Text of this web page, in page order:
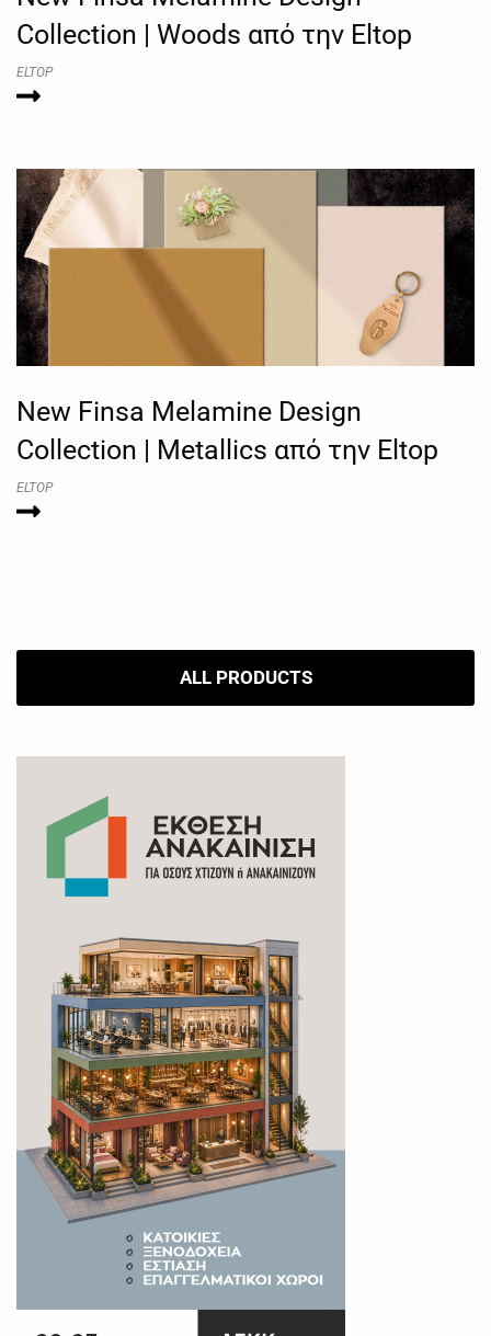
Collection | Woods από την Eltop
ELTOP
New Finsa Melamine Design
Collection | Metallics από την Eltop
ELTOP
ALL PRODUCTS